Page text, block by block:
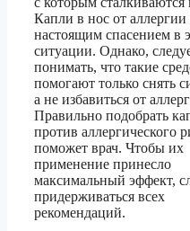
Капли в нос от аллергии
настоящим спасением в
ситуации. Однако,
понимать, что такие
помогают только снять
а не избавиться от
Правильно подобрать
против аллергического
поможет врач. Чтобы их
применение принесло
максимальный эффект,
придерживаться всех
рекомендаций.